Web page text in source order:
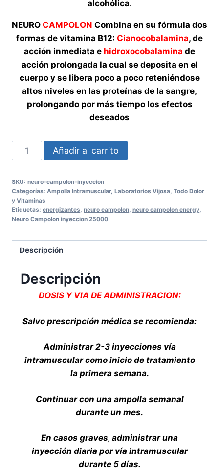
alcohólica.
NEURO CAMPOLON Combina en su fórmula dos
formas de vitamina B12: Cianocobalamina, de
acción inmediata e hidroxocobalamina de
acción prolongada la cual se deposita en el
cuerpo y se libera poco a poco reteniéndose
altos niveles en las proteínas de la sangre,
prolongando por más tiempo los efectos
deseados
NEURO
CAMPOLON
TRIPACK
cantidad
Añadir al carrito
SKU: neuro-campolon-inyeccion
Categorías: Ampolla Intramuscular, Laboratorios Vijosa Todo Dolor
y Vitaminas
Etiquetas: energizantes neuro campolon neuro campolon energy
Neuro Campolon inyeccion 25000
Descripción
Descripción
DOSIS Y VIA DE ADMINISTRACION:
Salvo prescripción médica se recomienda:
Administrar 2-3 inyecciones vía
intramuscular como inicio de tratamiento
la primera semana.
Continuar con una ampolla semanal
durante un mes.
En casos graves, administrar una
inyección diaria por vía intramuscular
durante 5 días.